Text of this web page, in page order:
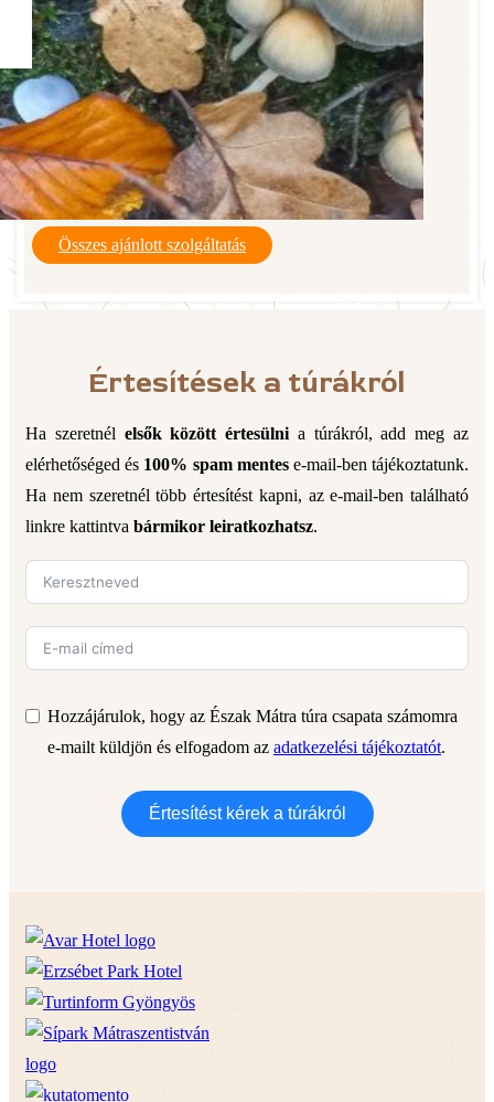
Összes ajánlott szolgáltatás
Értesítések a túrákról
Ha szeretnél elsők között értesülni a túrákról, add meg az
elérhetőséged és 100% spam mentese-mail-ben tájékoztatunk.
Ha nem szeretnél több értesítést kapni, az e-mail-ben található
linkre kattintva bármikor leiratkozhatsz.
Hozzájárulok, hogy az Észak Mátra túra csapata számomra
e-mailt küldjön és elfogadom az adatkezelési tájékoztatót.
Értesítést kérek a túrákról